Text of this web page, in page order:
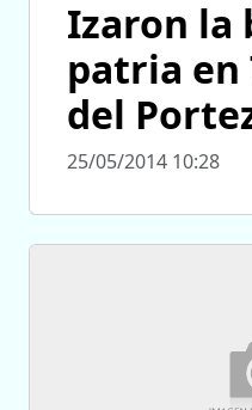
Izaron la
patria en
del
25/05/2014 10:28